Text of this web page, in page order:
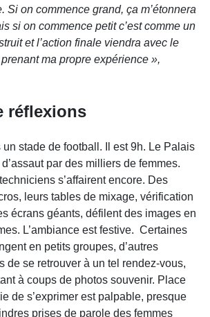
Si on commence grand, ça m’étonnera
si on commence petit c’est comme un
et l’action finale viendra avec le
ma propre expérience »,
réflexions
stade de football. Il est 9h. Le Palais
par des milliers de femmes.
s’affairent encore. Des
leurs tables de mixage, vérification
écrans géants, défilent des images en
L’ambiance est festive. Certaines
en petits groupes, d’autres
de se retrouver à un tel rendez-vous,
à coups de photos souvenir. Place
de s’exprimer est palpable, presque
prises de parole des femmes